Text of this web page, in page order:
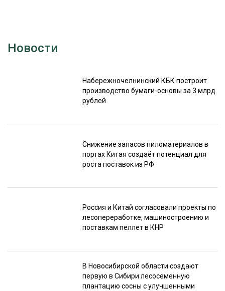
Новости
Набережночелнинский КБК построит
производство бумаги-основы за 3 млрд
рублей
Снижение запасов пиломатериалов в
портах Китая создаёт потенциал для
роста поставок из РФ
Россия и Китай согласовали проекты по
лесопереработке, машиностроению и
поставкам пеллет в КНР
В Новосибирской области создают
первую в Сибири лесосеменную
плантацию сосны с улучшенными